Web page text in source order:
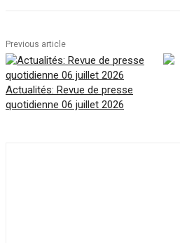
Previous article
Actualités: Revue de presse
quotidienne 06 juillet 2026